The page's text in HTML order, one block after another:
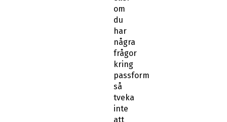
om
du
har
några
frågor
kring
passform
så
tveka
inte
att